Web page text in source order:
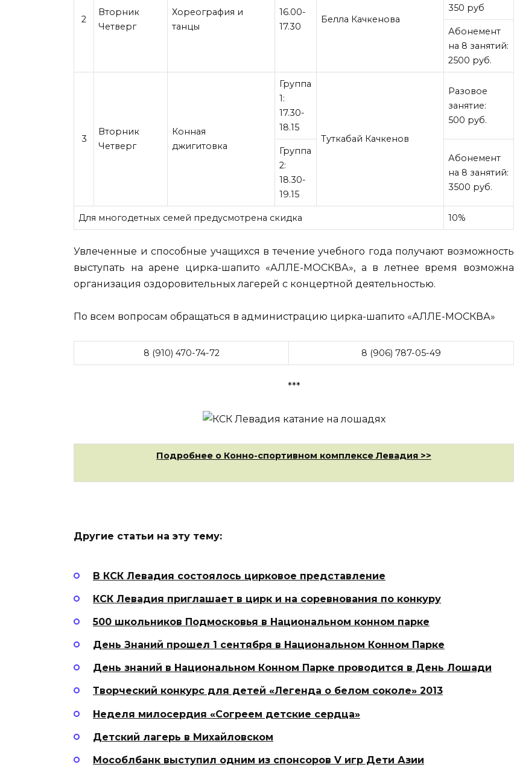
2
Вторник
Четверг
Хореография и
танцы
16.00-
17.30
Белла Качкенова
350 руб
Абонемент
на 8 занятий:
2500 руб.
3
Вторник
Четверг
Конная
джигитовка
Группа
1:
17.30-
18.15
Туткабай Качкенов
Разовое
занятие:
500 руб.
Группа
2:
18.30-
19.15
Абонемент
на 8 занятий:
3500 руб.
Для многодетных семей предусмотрена скидка 10%
Увлеченные и способные учащихся в течение учебного года получают возможность
выступать на арене цирка-шапито «АЛЛЕ-МОСКВА», а в летнее время возможна
организация оздоровительных лагерей с концертной деятельностью.
По всем вопросам обращаться в администрацию цирка-шапито «АЛЛЕ-МОСКВА»
8 (910) 470-74-72 8 (906) 787-05-49
***
Подробнее о Конно-спортивном комплексе Левадия >>
Другие статьи на эту тему:
В КСК Левадия состоялось цирковое представление
КСК Левадия приглашает в цирк и на соревнования по конкуру
500 школьников Подмосковья в Национальном конном парке
День Знаний прошел 1 сентября в Национальном Конном Парке
День знаний в Национальном Конном Парке проводится в День Лошади
Творческий конкурс для детей «Легенда о белом соколе» 2013
Неделя милосердия «Согреем детские сердца»
Детский лагерь в Михайловском
Мособлбанк выступил одним из спонсоров V игр Дети Азии